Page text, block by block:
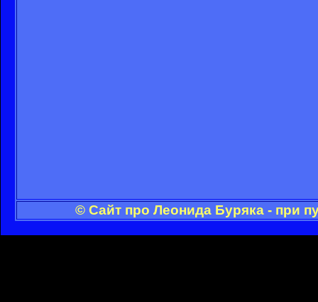
© Сайт про Леонида Буряка - при